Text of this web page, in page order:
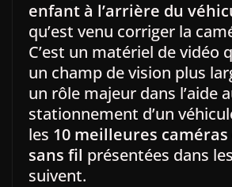
enfant à l’arrière du
qu’est venu corriger la
C’est un matériel de vidéo
un champ de vision plus
un rôle majeur dans l’aide
stationnement d’un
les 10 meilleures
sans fil présentées dans
suivent.